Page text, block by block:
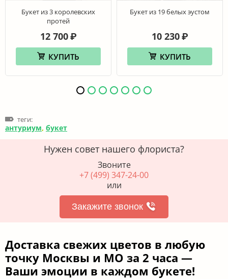
Букет из 3 королевских
протей
12 700 ₽
КУПИТЬ
Букет из 19 белых эустом
10 230 ₽
КУПИТЬ
теги:
антуриум, букет
Нужен совет нашего флориста?
Звоните
+7 (499) 347-24-00
или
Закажите звонок
Доставка свежих цветов в любую
точку Москвы и МО за 2 часа —
Ваши эмоции в каждом букете!